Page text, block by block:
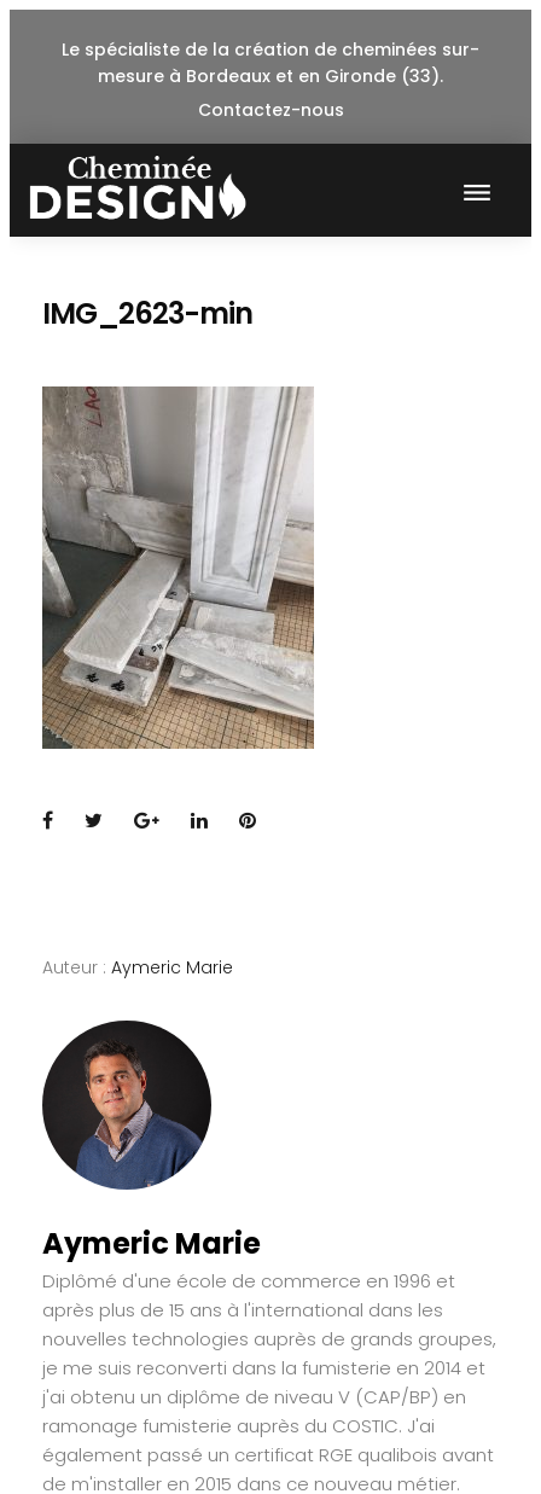
Le spécialiste de la création de cheminées sur-
mesure à Bordeaux et en Gironde (33).
Contactez-nous
IMG_2623-min
Facebook
TwitterGoogle+
LinkedInPinterest
Auteur : Aymeric Marie
Aymeric Marie
Diplômé d'une école de commerce en 1996 et
après plus de 15 ans à l'international dans les
nouvelles technologies auprès de grands groupes,
je me suis reconverti dans la fumisterie en 2014 et
j'ai obtenu un diplôme de niveau V (CAP/BP) en
ramonage fumisterie auprès du COSTIC. J'ai
également passé un certificat RGE qualibois avant
de m'installer en 2015 dans ce nouveau métier.